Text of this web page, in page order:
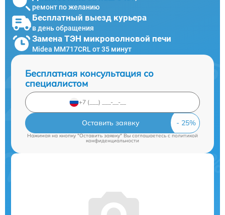
ремонт по желанию
Бесплатный выезд курьера
в день обращения
Замена ТЭН микроволновой печи
Midea MM717CRL от 35 минут
Бесплатная консультация со
специалистом
Оставить заявку
Нажимая на кнопку "Оставить заявку" Вы соглашаетесь cполитикой
конфиденциальности